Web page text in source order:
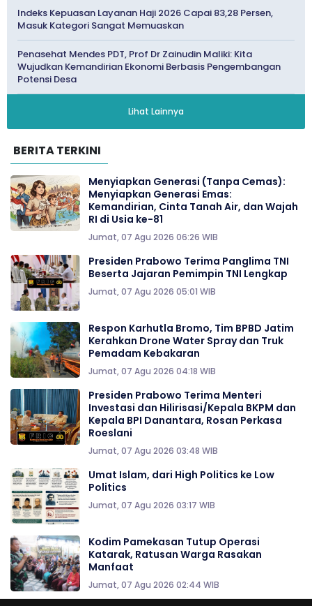
Indeks Kepuasan Layanan Haji 2026 Capai 83,28 Persen,
Masuk Kategori Sangat Memuaskan
Penasehat Mendes PDT, Prof Dr Zainudin Maliki: Kita
Wujudkan Kemandirian Ekonomi Berbasis Pengembangan
Potensi Desa
Lihat Lainnya
BERITA TERKINI
Menyiapkan Generasi (Tanpa Cemas):
Menyiapkan Generasi Emas:
Kemandirian, Cinta Tanah Air, dan Wajah
RI di Usia ke-81
Jumat, 07 Agu 2026 06:26 WIB
Presiden Prabowo Terima Panglima TNI
Beserta Jajaran Pemimpin TNI Lengkap
Jumat, 07 Agu 2026 05:01 WIB
Respon Karhutla Bromo, Tim BPBD Jatim
Kerahkan Drone Water Spray dan Truk
Pemadam Kebakaran
Jumat, 07 Agu 2026 04:18 WIB
Presiden Prabowo Terima Menteri
Investasi dan Hilirisasi/Kepala BKPM dan
Kepala BPI Danantara, Rosan Perkasa
Roeslani
Jumat, 07 Agu 2026 03:48 WIB
Umat Islam, dari High Politics ke Low
Politics
Jumat, 07 Agu 2026 03:17 WIB
Kodim Pamekasan Tutup Operasi
Katarak, Ratusan Warga Rasakan
Manfaat
Jumat, 07 Agu 2026 02:44 WIB